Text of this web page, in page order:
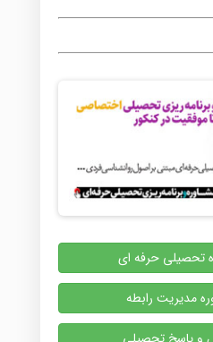
تحصیلی حرفه ای
مدیریت رابطه